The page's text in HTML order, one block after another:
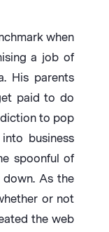
when
a job of
His parents
paid to do
to pop
business
spoonful of
As the
or not
the web